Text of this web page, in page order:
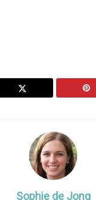
Sophie de Jong